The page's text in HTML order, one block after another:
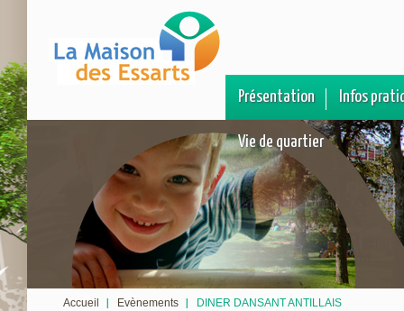
Présentation Infos
Vie de quartier
Accueil Evènements DINER DANSANT ANTILLAIS